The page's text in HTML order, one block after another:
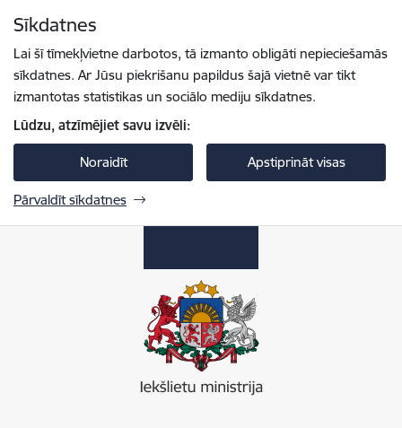
Sīkdatnes
Lai šī tīmekļvietne darbotos, tā izmanto obligāti nepieciešamās
sīkdatnes. Ar Jūsu piekrišanu papildus šajā vietnē var tikt
izmantotas statistikas un sociālo mediju sīkdatnes.
Lūdzu, atzīmējiet savu izvēli:
Noraidīt Apstiprināt visas
Pārvaldīt sīkdatnes